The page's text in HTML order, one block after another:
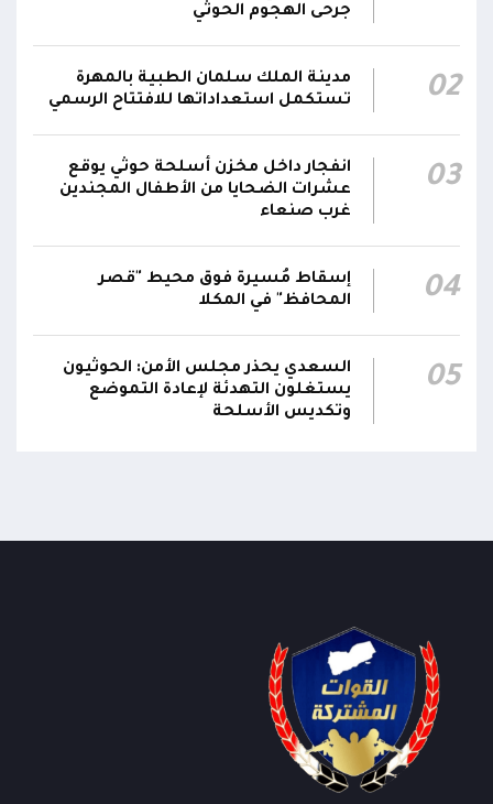
06:00
استهداف وحداتنا دون رد وسنتعامل مع أي اعتداء
جديد بالإجراءات العسكرية اللازمة والحازمة، وفقاً
لتوجيهات القيادة السياسية والعسكرية
ومقتضيات الموقف العملياتي
الناطق باسم القوات المسلحة: العملية جسدت
وحدة المحاور والقيادة والسيطرة للقوات المسلحة
جرحى الهجوم الحوثي
02
مدينة الملك سلمان الطبية بالمهرة
تستكمل استعداداتها للافتتاح الرسمي
03
انفجار داخل مخزن أسلحة حوثي يوقع
عشرات الضحايا من الأطفال المجندين
غرب صنعاء
04
إسقاط مُسيرة فوق محيط "قصر
المحافظ" في المكلا
05
السعدي يحذر مجلس الأمن: الحوثيون
يستغلون التهدئة لإعادة التموضع
وتكديس الأسلحة